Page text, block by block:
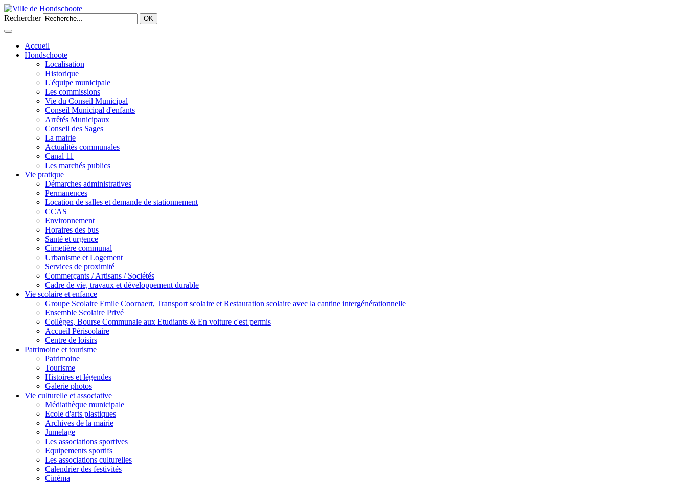
Rechercher OK
Accueil
Hondschoote
Localisation
Historique
L'équipe municipale
Les commissions
Vie du Conseil Municipal
Conseil Municipal d'enfants
Arrêtés Municipaux
Conseil des Sages
La mairie
Actualités communales
Canal 11
Les marchés publics
Vie pratique
Démarches administratives
Permanences
Location de salles et demande de stationnement
CCAS
Environnement
Horaires des bus
Santé et urgence
Cimetière communal
Urbanisme et Logement
Services de proximité
Commerçants / Artisans / Sociétés
Cadre de vie, travaux et développement durable
Vie scolaire et enfance
Groupe Scolaire Emile Coornaert, Transport scolaire et Restauration scolaire avec la cantine intergénérationnelle
Ensemble Scolaire Privé
Collèges, Bourse Communale aux Etudiants & En voiture c'est permis
Accueil Périscolaire
Centre de loisirs
Patrimoine et tourisme
Patrimoine
Tourisme
Histoires et légendes
Galerie photos
Vie culturelle et associative
Médiathèque municipale
Ecole d'arts plastiques
Archives de la mairie
Jumelage
Les associations sportives
Equipements sportifs
Les associations culturelles
Calendrier des festivités
Cinéma